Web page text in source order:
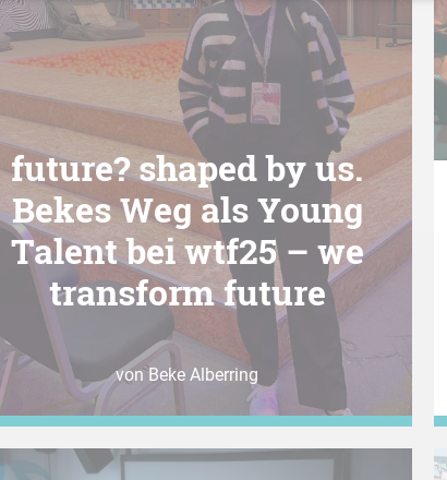
future? shaped by us.
Bekes Weg als Young
Talent bei wtf25 – we
transform future
von Beke Alberring